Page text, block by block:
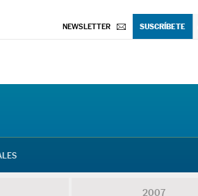
NEWSLETTER SUSCRÍBETE
2007